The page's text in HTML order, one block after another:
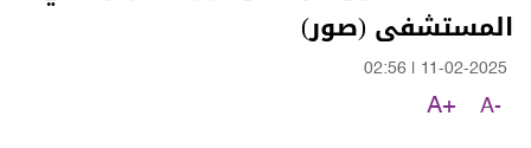
المستشفى (صور)
11-02-2025
02:56
A-
A+